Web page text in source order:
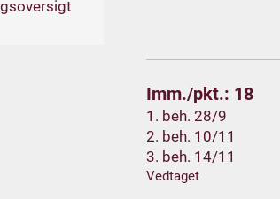
Imm./pkt.: 18
1. beh. 28/9
2. beh. 10/11
3. beh. 14/11
Vedtaget